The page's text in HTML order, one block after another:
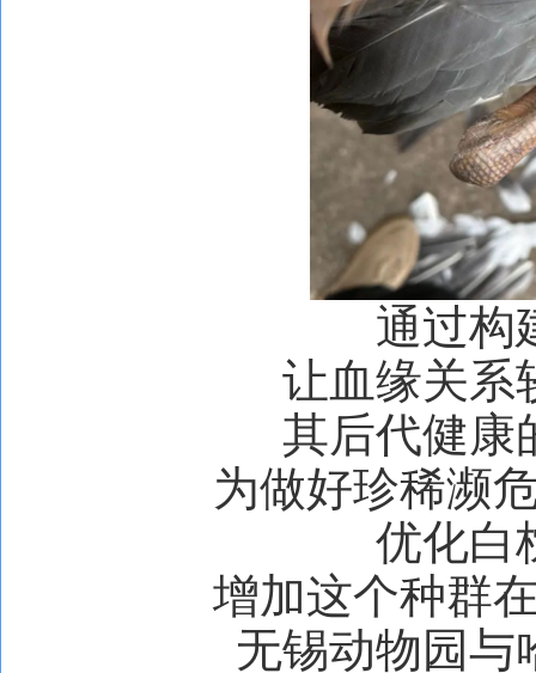
通过构
让血缘关系
其后代健康
为做好珍稀濒
优化白
增加这个种群
无锡动物园与